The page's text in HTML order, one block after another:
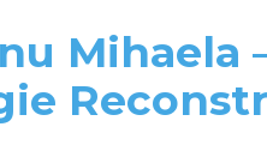
Mihaela